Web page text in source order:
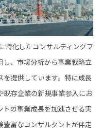
化したコンサルティングフ
し、市場分析から事業戦略立
提供しています。特に成長
既存企業の新規事業参入にお
トの事業成長を加速させる実
富なコンサルタントが伴走